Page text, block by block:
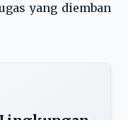
yang diemban